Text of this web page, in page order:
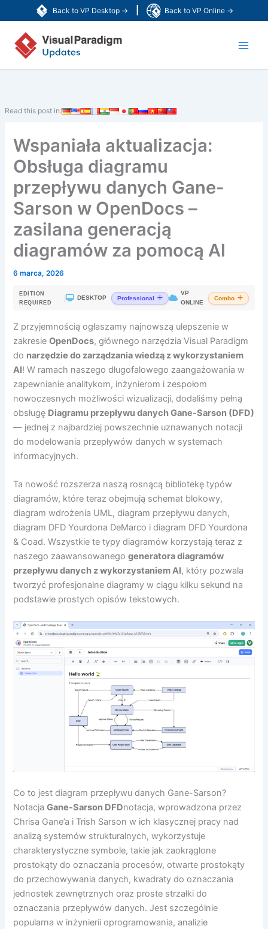
Back to VP Desktop → Back to VP Online →
do
treści
Read this post in:
Wspaniała aktualizacja:
Obsługa diagramu
przepływu danych Gane-
Sarson w OpenDocs –
zasilana generacją
diagramów za pomocą AI
6 marca, 2026
EDITION
REQUIRED
DESKTOP Professional
VP
ONLINE
Combo
Z przyjemnością ogłaszamy najnowszą ulepszenie w
zakresieOpenDocs, głównego narzędzia Visual Paradigm
do narzędzie do zarządzania wiedzą z wykorzystaniem
AI! W ramach naszego długofalowego zaangażowania w
zapewnianie analitykom, inżynierom i zespołom
nowoczesnych możliwości wizualizacji, dodaliśmy pełną
obsługę Diagramu przepływu danych Gane-Sarson (DFD)
— jednej z najbardziej powszechnie uznawanych notacji
do modelowania przepływów danych w systemach
informacyjnych.
Ta nowość rozszerza naszą rosnącą bibliotekę typów
diagramów, które teraz obejmują schemat blokowy,
diagram wdrożenia UML, diagram przepływu danych,
diagram DFD Yourdona DeMarco i diagram DFD Yourdona
& Coad. Wszystkie te typy diagramów korzystają teraz z
naszego zaawansowanegogeneratora diagramów
przepływu danych z wykorzystaniem AI, który pozwala
tworzyć profesjonalne diagramy w ciągu kilku sekund na
podstawie prostych opisów tekstowych.
Co to jest diagram przepływu danych Gane-Sarson?
NotacjaGane-Sarson DFDnotacja, wprowadzona przez
Chrisa Gane’a i Trish Sarson w ich klasycznej pracy nad
analizą systemów strukturalnych, wykorzystuje
charakterystyczne symbole, takie jak zaokrąglone
prostokąty do oznaczania procesów, otwarte prostokąty
do przechowywania danych, kwadraty do oznaczania
jednostek zewnętrznych oraz proste strzałki do
oznaczania przepływów danych. Jest szczególnie
popularna w inżynierii oprogramowania, analizie